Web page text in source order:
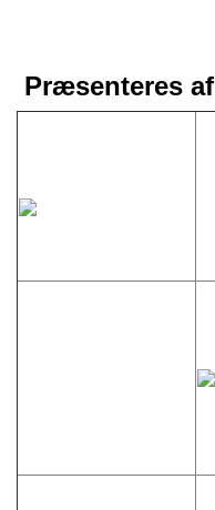
Præsenteres af